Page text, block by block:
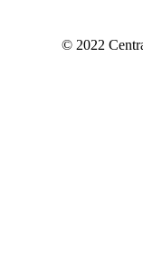
© 2022